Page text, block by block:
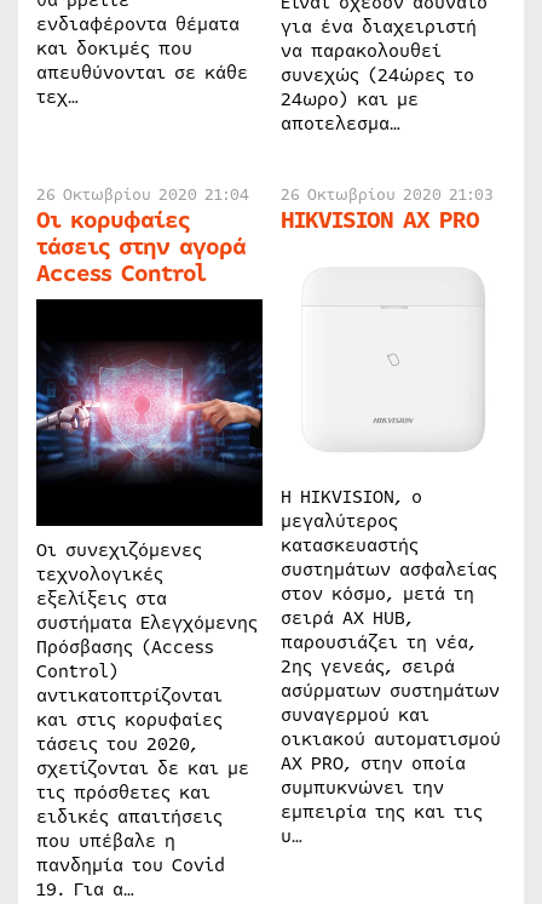
ενδιαφέροντα θέματα
και δοκιμές που
απευθύνονται σε κάθε
τεχ…
για ένα διαχειριστή
να παρακολουθεί
συνεχώς (24ώρες το
24ωρο) και με
αποτελεσμα…
26 Οκτωβρίου 2020 21:04
Οι κορυφαίες
τάσεις στην αγορά
Access Control
Οι συνεχιζόμενες
τεχνολογικές
εξελίξεις στα
συστήματα Ελεγχόμενης
Πρόσβασης (Access
Control)
αντικατοπτρίζονται
και στις κορυφαίες
τάσεις του 2020,
σχετίζονται δε και με
τις πρόσθετες και
ειδικές απαιτήσεις
που υπέβαλε η
πανδημία του Covid
19. Για α…
26 Οκτωβρίου 2020 21:03
HIKVISION AX PRO
Η HIKVISION, o
μεγαλύτερος
κατασκευαστής
συστημάτων ασφαλείας
στον κόσμο, μετά τη
σειρά AX HUB,
παρουσιάζει τη νέα,
2ης γενεάς, σειρά
ασύρματων συστημάτων
συναγερμού και
οικιακού αυτοματισμού
AX PRO, στην οποία
συμπυκνώνει την
εμπειρία της και τις
υ…